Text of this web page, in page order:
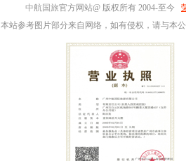
中航国旅官方网站@ 版权所有 2004-至今
本站参考图片部分来自网络，如有侵权，请与本